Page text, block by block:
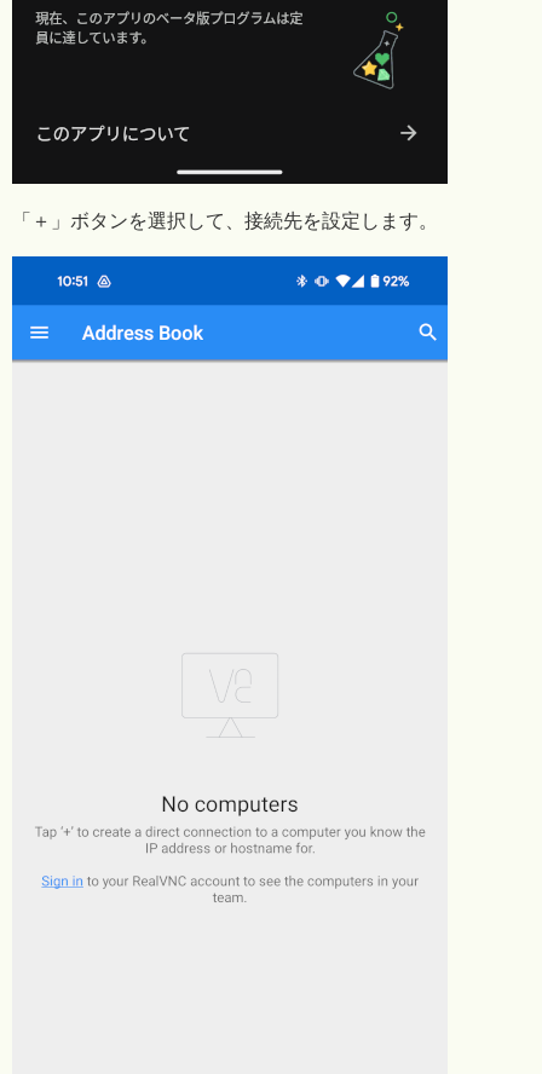
「＋」ボタンを選択して、接続先を設定します。